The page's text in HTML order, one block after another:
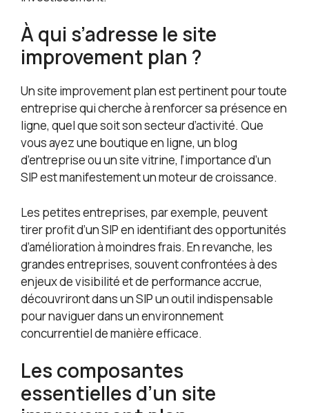
À qui s’adresse le site
improvement plan ?
Un site improvement plan est pertinent pour toute
entreprise qui cherche à renforcer sa présence en
ligne, quel que soit son secteur d’activité. Que
vous ayez une boutique en ligne, un blog
d’entreprise ou un site vitrine, l’importance d’un
SIP est manifestement un moteur de croissance.
Les petites entreprises, par exemple, peuvent
tirer profit d’un SIP en identifiant des opportunités
d’amélioration à moindres frais. En revanche, les
grandes entreprises, souvent confrontées à des
enjeux de visibilité et de performance accrue,
découvriront dans un SIP un outil indispensable
pour naviguer dans un environnement
concurrentiel de manière efficace.
Les composantes
essentielles d’un site